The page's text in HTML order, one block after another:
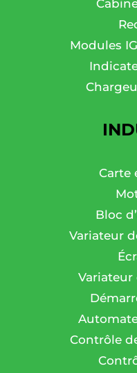
Modules
Carte
Bloc
Variateur
Variateur
Contrôle